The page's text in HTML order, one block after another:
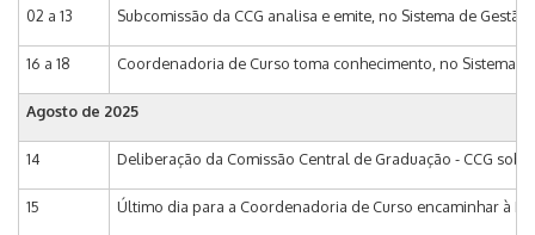
02 a 13 Subcomissão da CCG analisa e emite, no Sistema de
16 a 18 Coordenadoria de Curso toma conhecimento, no Sistema
Agosto de 2025
14 Deliberação da Comissão Central de Graduação - CCG
15 Último dia para a Coordenadoria de Curso encaminhar à